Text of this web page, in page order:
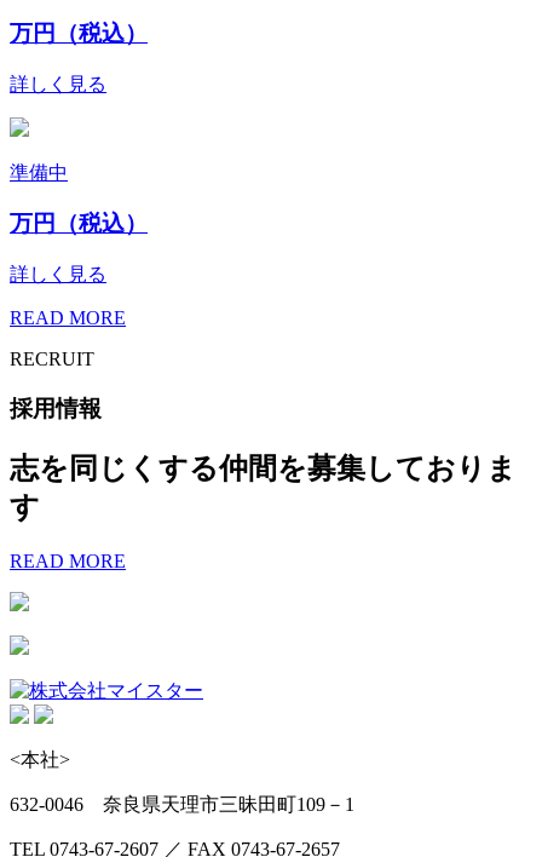
万円（税込）
詳しく見る
準備中
万円（税込）
詳しく見る
READ MORE
RECRUIT
採用情報
志を同じくする仲間を募集しておりま
す
READ MORE
<本社>
632-0046 奈良県天理市三昧田町109－1
TEL 0743-67-2607 ／ FAX 0743-67-2657